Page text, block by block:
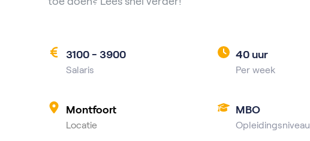
3100 - 3900
Salaris
40 uur
Per week
Montfoort
Locatie
MBO
Opleidingsniveau